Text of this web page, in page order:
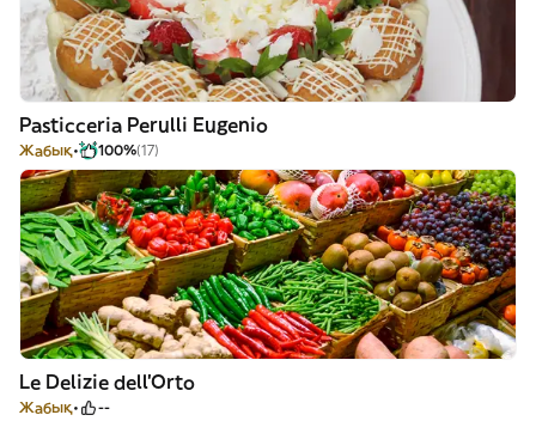
Pasticceria Perulli Eugenio
Жабық 100%(17)
Le Delizie dell’Orto
Жабық --